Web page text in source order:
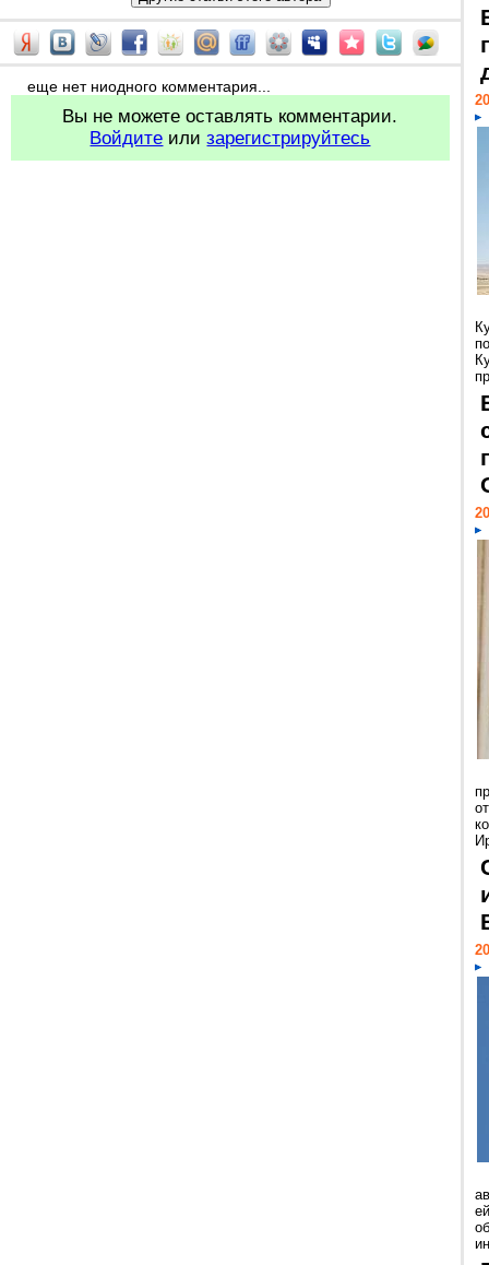
еще нет ниодного комментария...
Вы не можете оставлять комментарии.
Войдите илизарегистрируйтесь